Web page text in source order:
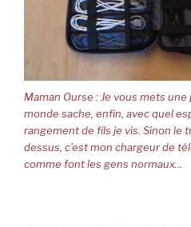
Maman Ourse : Je vous mets
monde sache, enfin, avec quel
rangement de fils je vis. Sinon le
dessus, c’est mon chargeur de
comme font les gens normaux…